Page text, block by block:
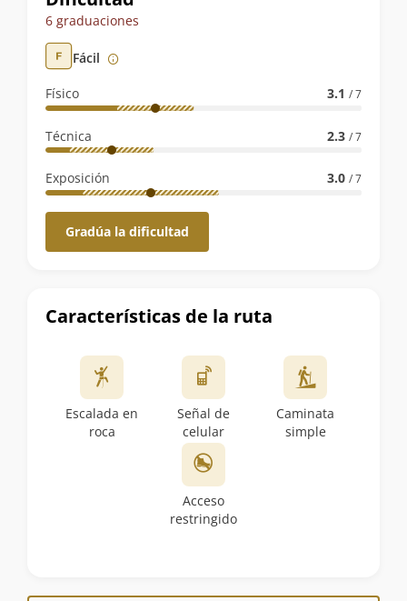
de
la
ruta
6 graduaciones
Fácil
Físico 3.1 / 7
Técnica 2.3 / 7
Exposición 3.0 / 7
Gradúa la dificultad
Características de la ruta
Escalada en
roca
Señal de
celular
Caminata
simple
Acceso
restringido